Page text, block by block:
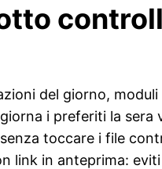
del giorno,
i preferiti la sera
toccare i file
link in anteprima: